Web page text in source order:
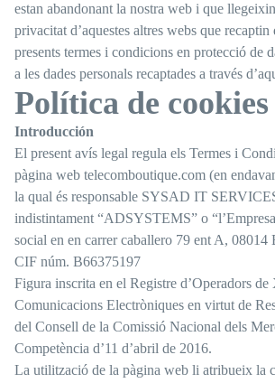
estan abandonant la nostra web i que
privacitat d’aquestes altres webs que recaptin
presents termes i condicions en protecció de
a les dades personals recaptades a través
Política de cookies
Introducción
El present avís legal regula els Termes i
pàgina web telecomboutique.com (en
la qual és responsable SYSAD IT
indistintament “ADSYSTEMS” o
social en en carrer caballero 79 ent A, 08014
CIF núm. B66375197
Figura inscrita en el Registre d’Operadors de
Comunicacions Electròniques en virtut de
del Consell de la Comissió Nacional dels
Competència d’11 d’abril de 2016.
La utilització de la pàgina web li atribueix la